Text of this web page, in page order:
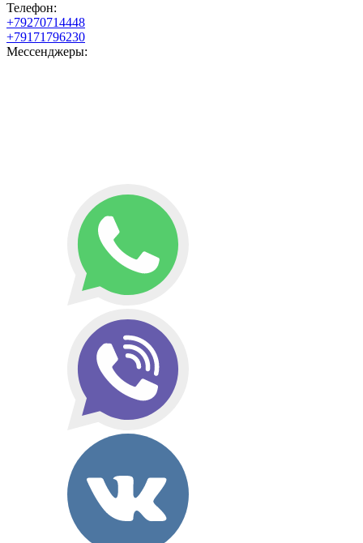
Телефон:
+79270714448
+79171796230
Мессенджеры: